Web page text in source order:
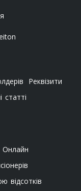
Реквізити
статті
Онлайн
відсотків